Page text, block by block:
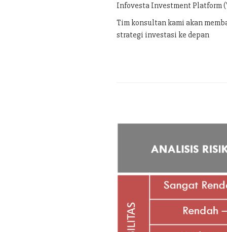
Infovesta Investment Platform
Tim konsultan kami akan
strategi investasi ke depan